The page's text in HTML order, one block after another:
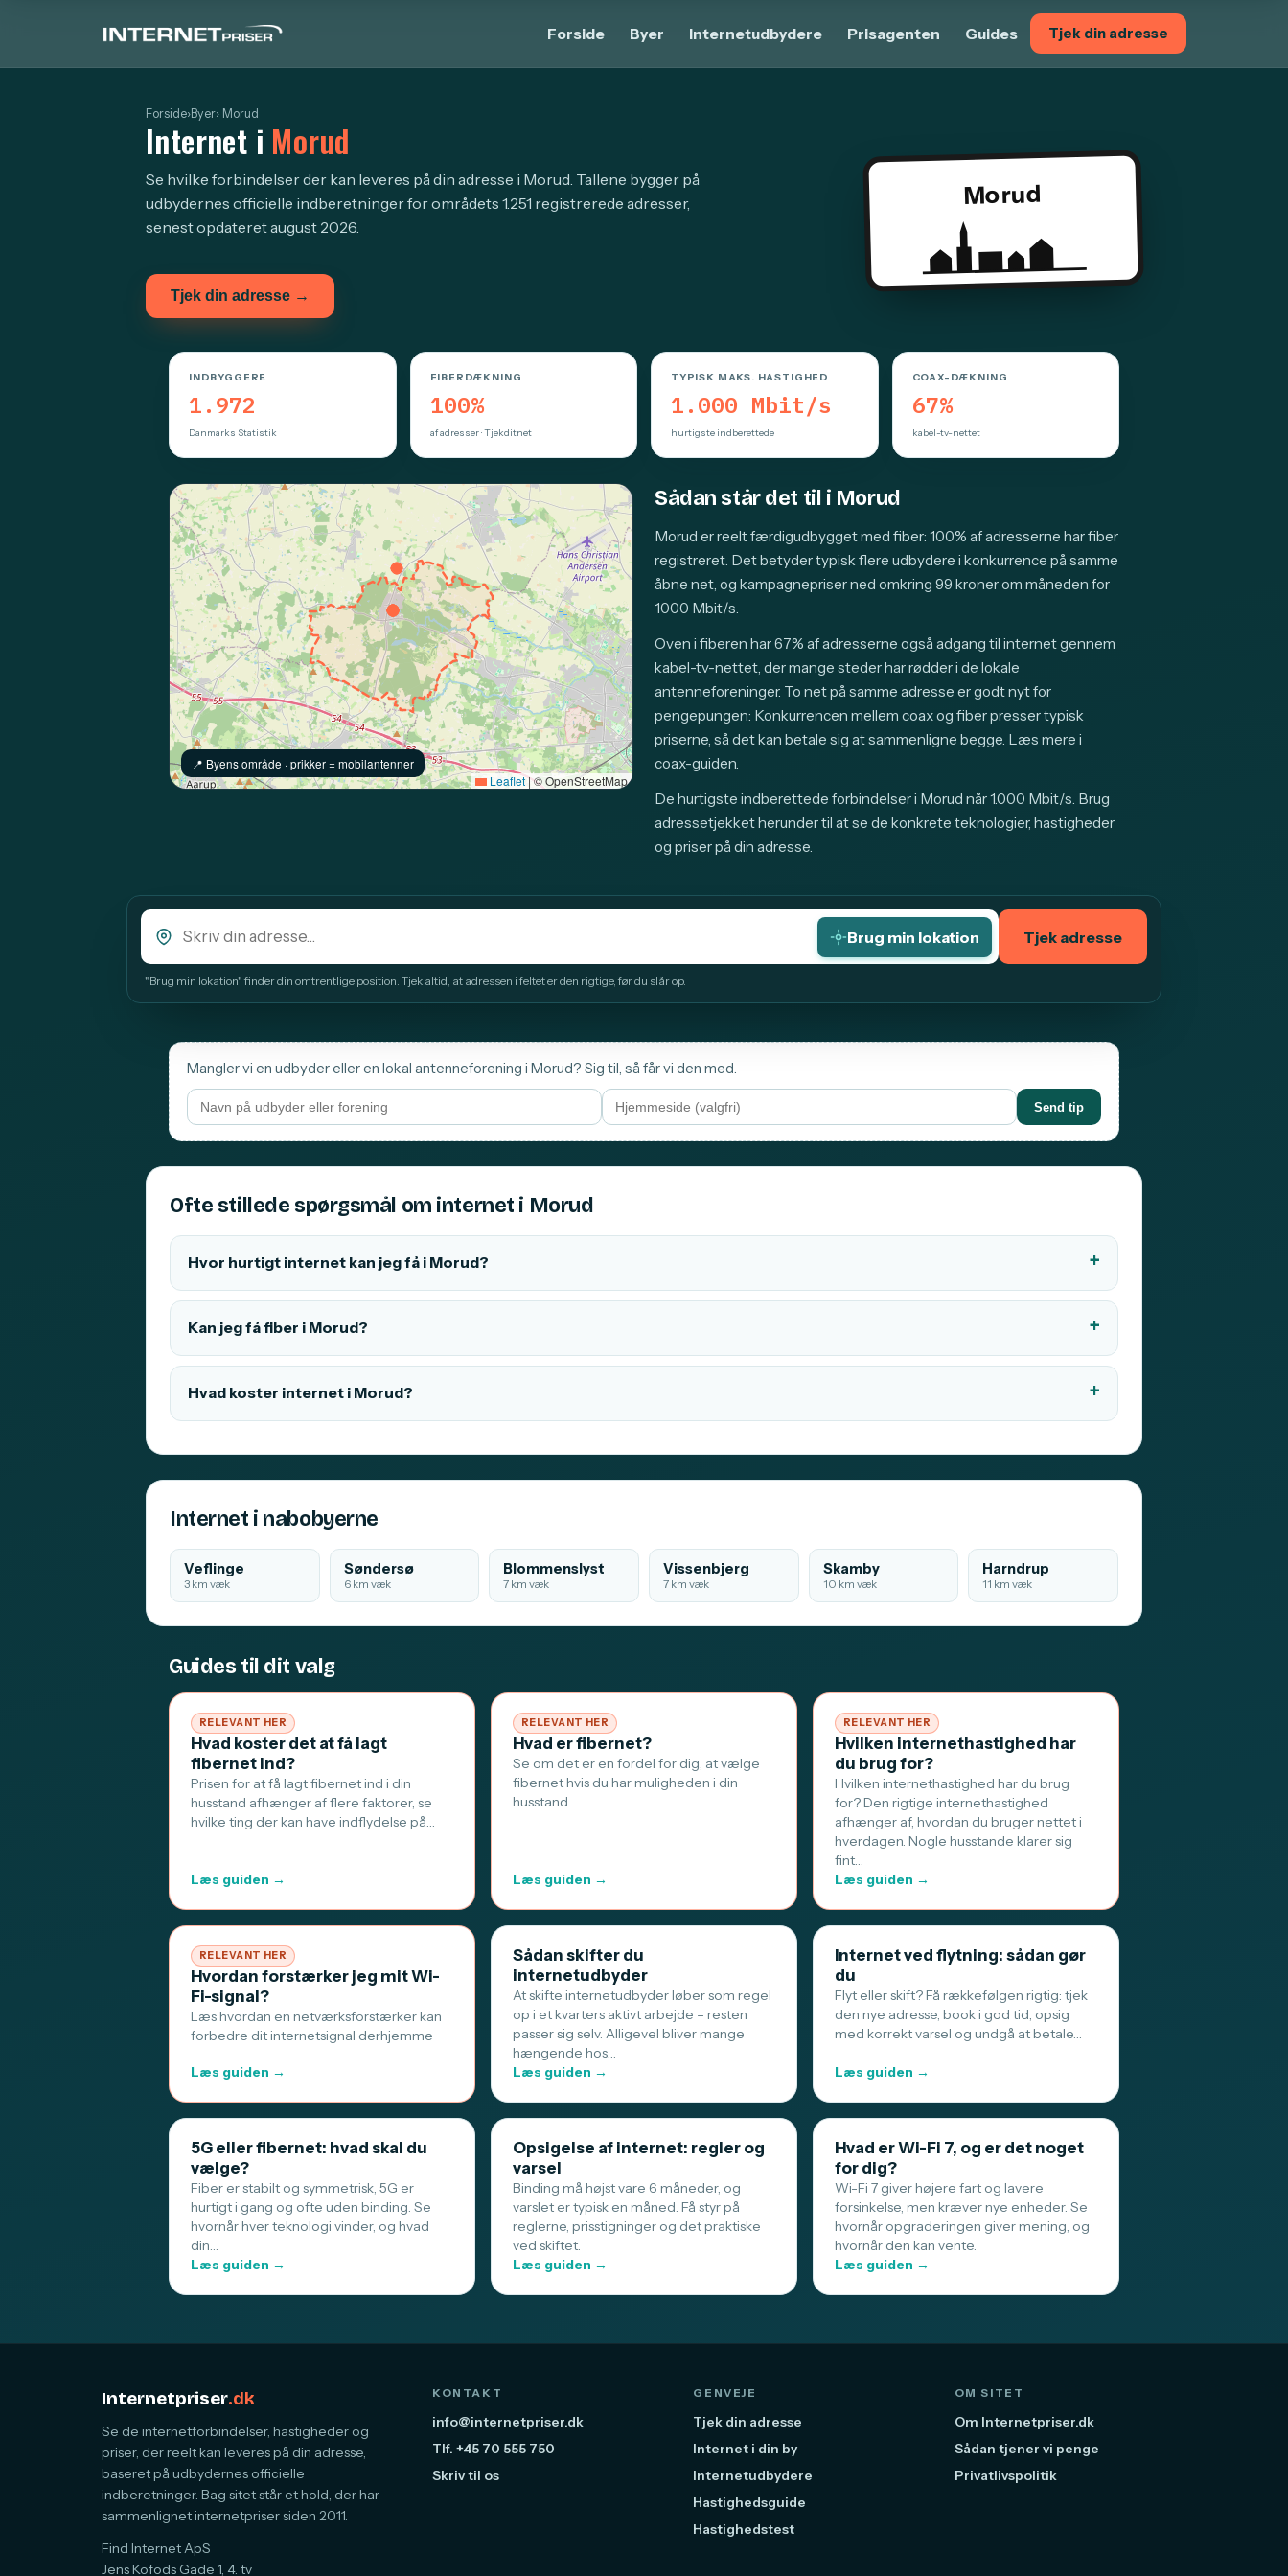
Forside Byer Internetudbydere Prisagenten Guides Tjek din adresse
Forside›Byer› Morud
Internet i Morud
Se hvilke forbindelser der kan leveres på din adresse i Morud. Tallene bygger på
udbydernes officielle indberetninger for områdets 1.251 registrerede adresser,
senest opdateret august 2026.
Tjek din adresse →
Morud
INDBYGGERE
1.972
Danmarks Statistik
FIBERDÆKNING
100%
af adresser · Tjekditnet
TYPISK MAKS. HASTIGHED
1.000 Mbit/s
hurtigste indberettede
COAX-DÆKNING
67%
kabel-tv-nettet
📍️ Byens område · prikker = mobilantenner
Leaflet|© OpenStreetMap
Sådan står det til i Morud
Morud er reelt færdigudbygget med fiber: 100% af adresserne har fiber
registreret. Det betyder typisk flere udbydere i konkurrence på samme
åbne net, og kampagnepriser ned omkring 99 kroner om måneden for
1000 Mbit/s.
Oven i fiberen har 67% af adresserne også adgang til internet gennem
kabel-tv-nettet, der mange steder har rødder i de lokale
antenneforeninger. To net på samme adresse er godt nyt for
pengepungen: Konkurrencen mellem coax og fiber presser typisk
priserne, så det kan betale sig at sammenligne begge. Læs mere i
coax-guiden.
De hurtigste indberettede forbindelser i Morud når 1.000 Mbit/s. Brug
adressetjekket herunder til at se de konkrete teknologier, hastigheder
og priser på din adresse.
Brug min lokation Tjek adresse
"Brug min lokation" finder din omtrentlige position. Tjek altid, at adressen i feltet er den rigtige, før du slår op.
Mangler vi en udbyder eller en lokal antenneforening i Morud? Sig til, så får vi den med.
Send tip
Ofte stillede spørgsmål om internet i Morud
Hvor hurtigt internet kan jeg få i Morud?
Kan jeg få fiber i Morud?
Hvad koster internet i Morud?
Internet i nabobyerne
Veflinge
3 km væk
Søndersø
6 km væk
Blommenslyst
7 km væk
Vissenbjerg
7 km væk
Skamby
10 km væk
Harndrup
11 km væk
Guides til dit valg
RELEVANT HER
Hvad koster det at få lagt
fibernet ind?
Prisen for at få lagt fibernet ind i din
husstand afhænger af flere faktorer, se
hvilke ting der kan have indflydelse på…
Læs guiden →
RELEVANT HER
Hvad er fibernet?
Se om det er en fordel for dig, at vælge
fibernet hvis du har muligheden i din
husstand.
Læs guiden →
RELEVANT HER
Hvilken internethastighed har
du brug for?
Hvilken internethastighed har du brug
for? Den rigtige internethastighed
afhænger af, hvordan du bruger nettet i
hverdagen. Nogle husstande klarer sig
fint…
Læs guiden →
RELEVANT HER
Hvordan forstærker jeg mit Wi-
Fi-signal?
Læs hvordan en netværksforstærker kan
forbedre dit internetsignal derhjemme
Læs guiden →
Sådan skifter du
internetudbyder
At skifte internetudbyder løber som regel
op i et kvarters aktivt arbejde – resten
passer sig selv. Alligevel bliver mange
hængende hos…
Læs guiden →
Internet ved flytning: sådan gør
du
Flyt eller skift? Få rækkefølgen rigtig: tjek
den nye adresse, book i god tid, opsig
med korrekt varsel og undgå at betale…
Læs guiden →
5G eller fibernet: hvad skal du
vælge?
Fiber er stabilt og symmetrisk, 5G er
hurtigt i gang og ofte uden binding. Se
hvornår hver teknologi vinder, og hvad
din…
Læs guiden →
Opsigelse af internet: regler og
varsel
Binding må højst vare 6 måneder, og
varslet er typisk en måned. Få styr på
reglerne, prisstigninger og det praktiske
ved skiftet.
Læs guiden →
Hvad er Wi-Fi 7, og er det noget
for dig?
Wi-Fi 7 giver højere fart og lavere
forsinkelse, men kræver nye enheder. Se
hvornår opgraderingen giver mening, og
hvornår den kan vente.
Læs guiden →
Internetpriser.dk
Se de internetforbindelser, hastigheder og
priser, der reelt kan leveres på din adresse,
baseret på udbydernes officielle
indberetninger. Bag sitet står et hold, der har
sammenlignet internetpriser siden 2011.
Find Internet ApS
Jens Kofods Gade 1, 4. tv
KONTAKT
info@internetpriser.dk
Tlf. +45 70 555 750
Skriv til os
GENVEJE
Tjek din adresse
Internet i din by
Internetudbydere
Hastighedsguide
Hastighedstest
OM SITET
Om Internetpriser.dk
Sådan tjener vi penge
Privatlivspolitik